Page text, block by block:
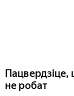
Пацвердзіце,
не робат